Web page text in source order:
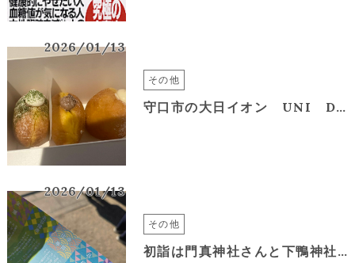
2026/01/13
その他
守口市の大日イオン UNI DONUTS♪生ドーナツ
2026/01/13
その他
初詣は門真神社さんと下鴨神社さんへ～